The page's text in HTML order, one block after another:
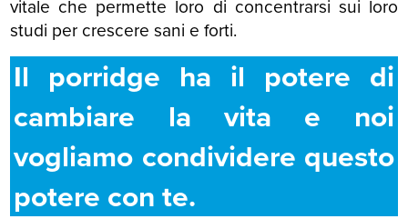
vitale che permette loro di concentrarsi sui loro
studi per crescere sani e forti.
Il porridge ha il potere di
cambiare la vita e noi
vogliamo condividere questo
potere con te.